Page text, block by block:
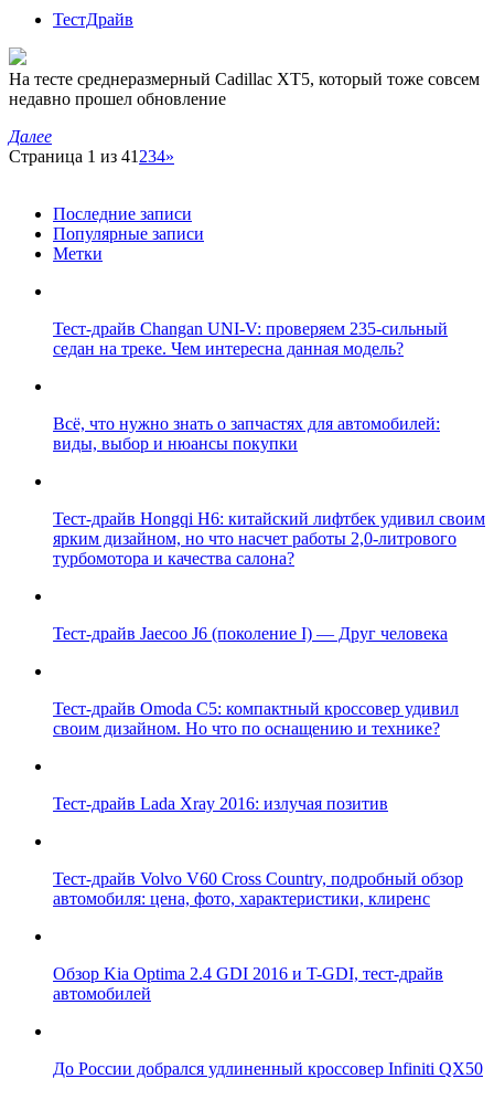
ТестДрайв
На тесте среднеразмерный Cadillac XT5, который тоже совсем
недавно прошел обновление
Далее
Страница 1 из 41 234»
Последние записи
Популярные записи
Метки
Тест-драйв Changan UNI-V: проверяем 235-сильный
седан на треке. Чем интересна данная модель?
Всё, что нужно знать о запчастях для автомобилей:
виды, выбор и нюансы покупки
Тест-драйв Hongqi H6: китайский лифтбек удивил своим
ярким дизайном, но что насчет работы 2,0-литрового
турбомотора и качества салона?
Тест-драйв Jaecoo J6 (поколение I) — Друг человека
Тест-драйв Omoda C5: компактный кроссовер удивил
своим дизайном. Но что по оснащению и технике?
Тест-драйв Lada Xray 2016: излучая позитив
Тест-драйв Volvo V60 Cross Country, подробный обзор
автомобиля: цена, фото, характеристики, клиренс
Обзор Kia Optima 2.4 GDI 2016 и T-GDI, тест-драйв
автомобилей
До России добрался удлиненный кроссовер Infiniti QX50